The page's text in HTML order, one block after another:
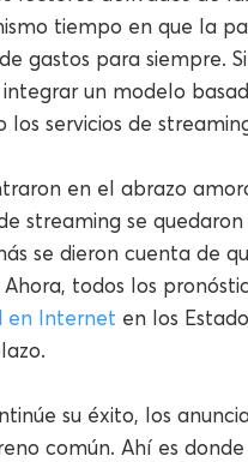
tiempo en que la
gastos para siempre.
un modelo
servicios de
en el abrazo
streaming se
se dieron cuenta de
todos los
en Internet en los
su éxito, los
común. Ahí es